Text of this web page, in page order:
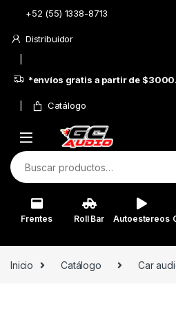
Skip to navigation
Skip to content
+52 (55) 1338-8713
Distribuidor
*envíos gratis a partir de
Catálogo
Buscar por:
Frentes Roll Bar Autoestereos
Inicio Catálogo Car